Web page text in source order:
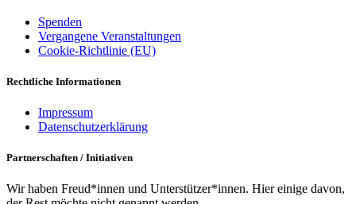
Spenden
Vergangene Veranstaltungen
Cookie-Richtlinie (EU)
Rechtliche Informationen
Impressum
Datenschutzerklärung
Partnerschaften / Initiativen
Wir haben Freud*innen und Unterstützer*innen. Hier einige davon,